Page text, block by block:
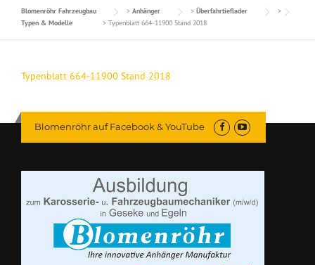
Blomenröhr Fahrzeugbau > Anhänger > Überfahrtieflader
>
Typen & Modelle
> Typenblatt 664-11900 Stand 2018
Typenblatt 664-11900 Stand 2018
Blomenröhr auf Facebook & YouTube